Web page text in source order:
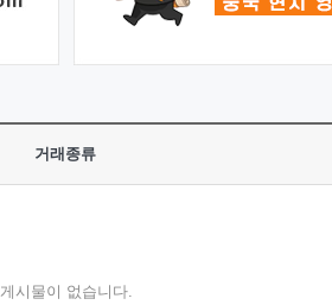
거래종류
게시물이 없습니다.